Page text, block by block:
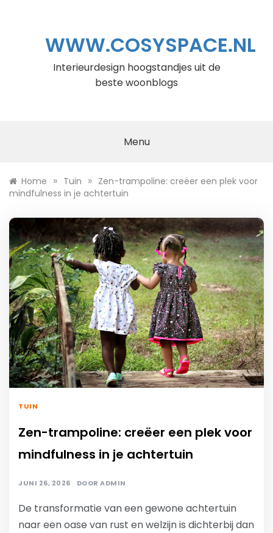
WWW.COSYSPACE.NL
Interieurdesign hoogstandjes uit de
beste woonblogs
Menu
Home » Tuin » Zen-trampoline: creëer een plek voor
mindfulness in je achtertuin
TUIN
Zen-trampoline: creëer een plek voor
mindfulness in je achtertuin
JUNI 26, 2026 DOOR ADMIN
De transformatie van een gewone achtertuin
naar een oase van rust en welzijn is dichterbij dan